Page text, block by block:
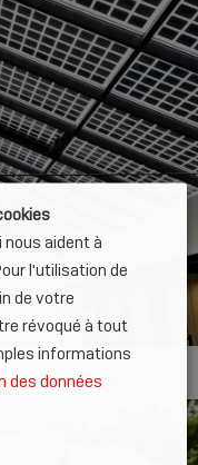
aident à
l'utilisation de
de votre
révoqué à tout
informations
des données